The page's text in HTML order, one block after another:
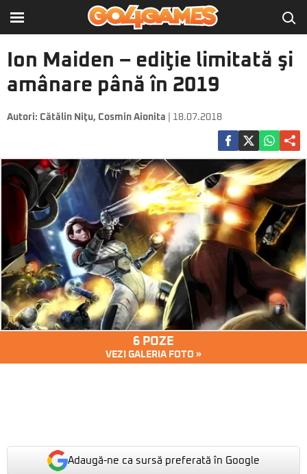
Ion Maiden – ediţie limitată şi
amânare până în 2019
Autori: Cătălin Niţu, Cosmin Aionita | 18.07.2018
6 POZE
VEZI GALERIA FOTO »
Adaugă-ne ca sursă preferată în Google